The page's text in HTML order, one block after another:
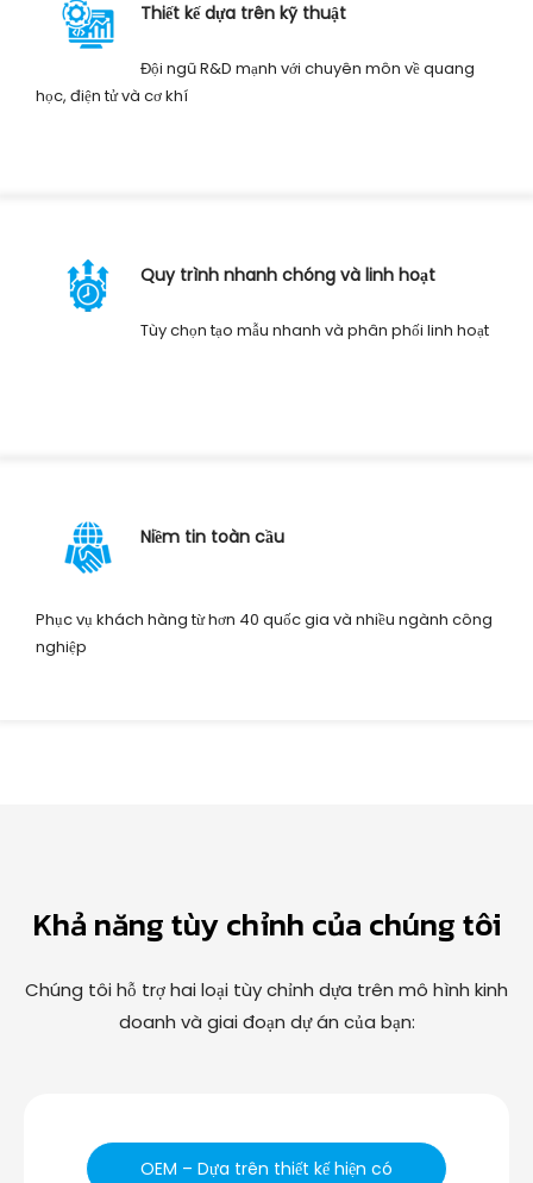
Thiết kế dựa trên kỹ thuật
Đội ngũ R&D mạnh với chuyên môn về quang
học, điện tử và cơ khí
Quy trình nhanh chóng và linh hoạt
Tùy chọn tạo mẫu nhanh và phân phối linh hoạt
Niềm tin toàn cầu
Phục vụ khách hàng từ hơn 40 quốc gia và nhiều ngành công
nghiệp
Khả năng tùy chỉnh của chúng tôi
Chúng tôi hỗ trợ hai loại tùy chỉnh dựa trên mô hình kinh
doanh và giai đoạn dự án của bạn:
OEM – Dựa trên thiết kế hiện có